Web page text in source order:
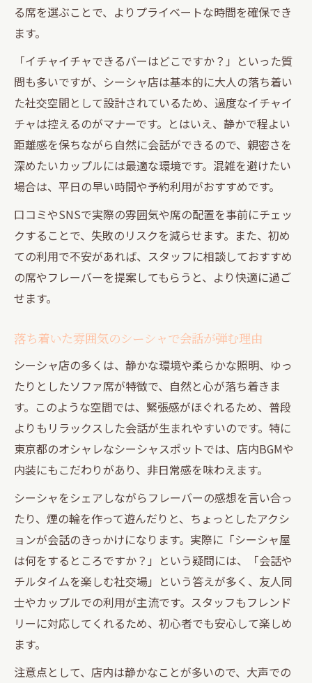
る席を選ぶことで、よりプライベートな時間を確保でき
ます。
「イチャイチャできるバーはどこですか？」といった質
問も多いですが、シーシャ店は基本的に大人の落ち着い
た社交空間として設計されているため、過度なイチャイ
チャは控えるのがマナーです。とはいえ、静かで程よい
距離感を保ちながら自然に会話ができるので、親密さを
深めたいカップルには最適な環境です。混雑を避けたい
場合は、平日の早い時間や予約利用がおすすめです。
口コミやSNSで実際の雰囲気や席の配置を事前にチェッ
クすることで、失敗のリスクを減らせます。また、初め
ての利用で不安があれば、スタッフに相談しておすすめ
の席やフレーバーを提案してもらうと、より快適に過ご
せます。
落ち着いた雰囲気のシーシャで会話が弾む理由
シーシャ店の多くは、静かな環境や柔らかな照明、ゆっ
たりとしたソファ席が特徴で、自然と心が落ち着きま
す。このような空間では、緊張感がほぐれるため、普段
よりもリラックスした会話が生まれやすいのです。特に
東京都のオシャレなシーシャスポットでは、店内BGMや
内装にもこだわりがあり、非日常感を味わえます。
シーシャをシェアしながらフレーバーの感想を言い合っ
たり、煙の輪を作って遊んだりと、ちょっとしたアクシ
ョンが会話のきっかけになります。実際に「シーシャ屋
は何をするところですか？」という疑問には、「会話や
チルタイムを楽しむ社交場」という答えが多く、友人同
士やカップルでの利用が主流です。スタッフもフレンド
リーに対応してくれるため、初心者でも安心して楽しめ
ます。
注意点として、店内は静かなことが多いので、大声での